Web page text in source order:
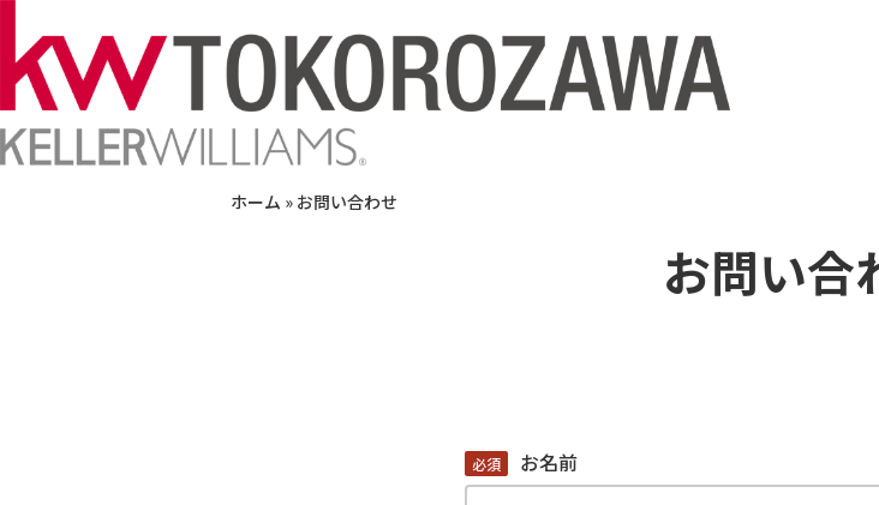
ホーム » お問い合わせ
お問い合
必須 お名前